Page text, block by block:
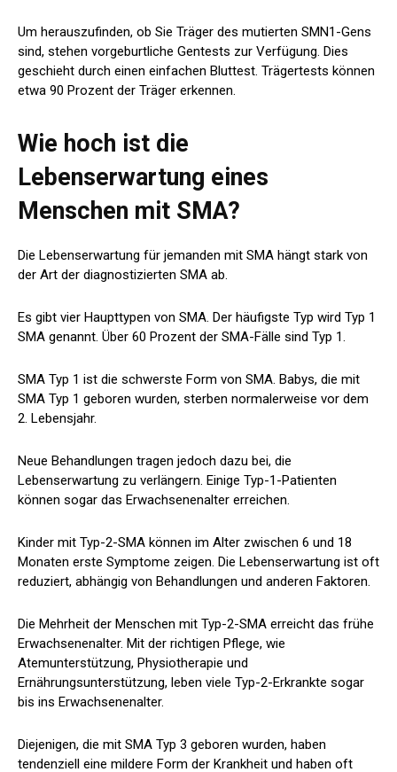
Um herauszufinden, ob Sie Träger des mutierten SMN1-Gens
sind, stehen vorgeburtliche Gentests zur Verfügung. Dies
geschieht durch einen einfachen Bluttest. Trägertests können
etwa 90 Prozent der Träger erkennen.
Wie hoch ist die
Lebenserwartung eines
Menschen mit SMA?
Die Lebenserwartung für jemanden mit SMA hängt stark von
der Art der diagnostizierten SMA ab.
Es gibt vier Haupttypen von SMA. Der häufigste Typ wird Typ 1
SMA genannt. Über 60 Prozent der SMA-Fälle sind Typ 1.
SMA Typ 1 ist die schwerste Form von SMA. Babys, die mit
SMA Typ 1 geboren wurden, sterben normalerweise vor dem
2. Lebensjahr.
Neue Behandlungen tragen jedoch dazu bei, die
Lebenserwartung zu verlängern. Einige Typ-1-Patienten
können sogar das Erwachsenenalter erreichen.
Kinder mit Typ-2-SMA können im Alter zwischen 6 und 18
Monaten erste Symptome zeigen. Die Lebenserwartung ist oft
reduziert, abhängig von Behandlungen und anderen Faktoren.
Die Mehrheit der Menschen mit Typ-2-SMA erreicht das frühe
Erwachsenenalter. Mit der richtigen Pflege, wie
Atemunterstützung, Physiotherapie und
Ernährungsunterstützung, leben viele Typ-2-Erkrankte sogar
bis ins Erwachsenenalter.
Diejenigen, die mit SMA Typ 3 geboren wurden, haben
tendenziell eine mildere Form der Krankheit und haben oft